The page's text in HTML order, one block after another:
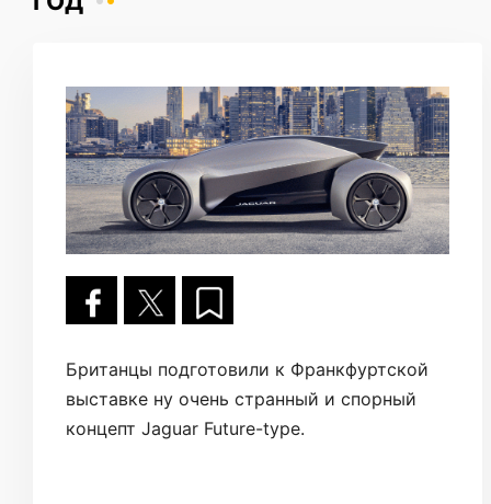
Британцы подготовили к Франкфуртской
выставке ну очень странный и спорный
концепт Jaguar Future-type.